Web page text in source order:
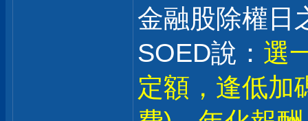
金融股除權日
SOED說： 選
定額，逢低加